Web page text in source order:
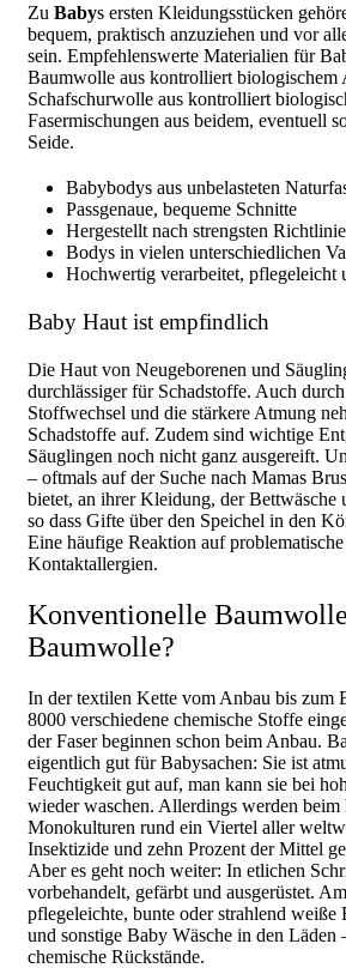
Zu Babys ersten Kleidungsstücken
bequem, praktisch anzuziehen und vor
sein. Empfehlenswerte Materialien für
Baumwolle aus kontrolliert
Schafschurwolle aus kontrolliert
Fasermischungen aus beidem, eventuell
Seide.
Babybodys aus unbelasteten
Passgenaue, bequeme Schnitte
Hergestellt nach strengsten
Bodys in vielen unterschiedlichen
Hochwertig verarbeitet, pflegeleicht
Baby Haut ist empfindlich
Die Haut von Neugeborenen und
durchlässiger für Schadstoffe. Auch
Stoffwechsel und die stärkere Atmung
Schadstoffe auf. Zudem sind wichtige
Säuglingen noch nicht ganz ausgereift.
– oftmals auf der Suche nach Mamas
bietet, an ihrer Kleidung, der Bettwäsche
so dass Gifte über den Speichel in den
Eine häufige Reaktion auf problematische
Kontaktallergien.
Konventionelle
Baumwolle?
In der textilen Kette vom Anbau bis zum
8000 verschiedene chemische Stoffe
der Faser beginnen schon beim Anbau.
eigentlich gut für Babysachen: Sie ist
Feuchtigkeit gut auf, man kann sie bei
wieder waschen. Allerdings werden
Monokulturen rund ein Viertel aller
Insektizide und zehn Prozent der Mittel
Aber es geht noch weiter: In etlichen
vorbehandelt, gefärbt und ausgerüstet.
pflegeleichte, bunte oder strahlend weiße
und sonstige Baby Wäsche in den Läden
chemische Rückstände.